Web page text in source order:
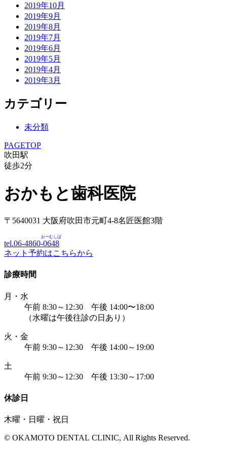
2019年10月
2019年9月
2019年8月
2019年7月
2019年6月
2019年5月
2019年4月
2019年3月
カテゴリー
未分類
PAGETOP
吹田駅
徒歩2分
おかもと歯科医院
〒5640031 大阪府吹田市元町4-8名匠医館3階
tel.06-4860-0648
おーむしば
ネット予約はこちらから
診療時間
月・水
午前 8:30～12:30 午後 14:00〜18:00
（水曜は午後往診の日あり）
火・金
午前 9:30～12:30 午後 14:00～19:00
土
午前 9:30～12:30 午後 13:30～17:00
休診日
木曜・日曜・祝日
© OKAMOTO DENTAL CLINIC, All Rights Reserved.